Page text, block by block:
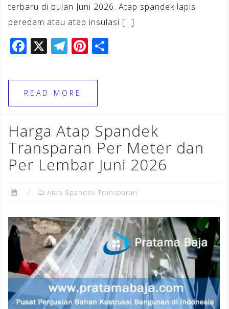
terbaru di bulan Juni 2026. Atap spandek lapis
peredam atau atap insulasi […]
F
c
e
b
o
o
k
X T
e
gr
a
m
Pi
te
e
st
READ MORE
Harga Atap Spandek
Transparan Per Meter dan
Per Lembar Juni 2026
Atap Spandek Transparan